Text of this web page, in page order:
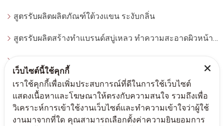
สูตรรับผลิตผลิตภัณฑ์ใต้วงแขน ระงับกลิ่น
สูตรรับผลิตสร้างทำแบรนด์สบู่เหลว ทำความสะอาดผิวหน้า โฟมล้างหน้า
สูตรรับผลิตครีมบำรุงผิวหน้า ริ้วรอย กระชับ lift-up
สูตรรับผลิตมาสก์ครีม ครีมพอกหน้า สครับผิวหน้า สลีปปิ้งมาสก์
เว็บไซต์นี้ใช้คุกกี้
เราใช้คุกกี้เพื่อเพิ่มประสบการณ์ที่ดีในการใช้เว็บไซต์
แสดงเนื้อหาและโฆษณาให้ตรงกับความสนใจ รวมถึงเพื่อ
วิเคราะห์การเข้าใช้งานเว็บไซต์และทำความเข้าใจว่าผู้ใช้
งานมาจากที่ใด คุณสามารถเลือกตั้งค่าความยินยอมการ